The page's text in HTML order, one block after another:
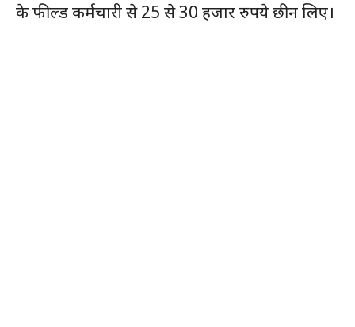
के फील्ड कर्मचारी से 25 से 30 हजार रुपये छीन लिए।